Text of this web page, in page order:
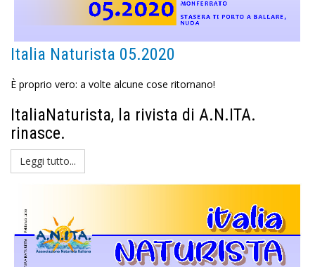
Italia Naturista 05.2020
È proprio vero: a volte alcune cose ritornano!
ItaliaNaturista, la rivista di A.N.ITA.
rinasce.
Leggi tutto...